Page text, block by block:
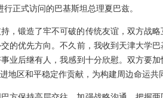
正式访问的巴基斯坦总理夏巴兹。
，锻造了牢不可破的传统友谊，双方战
的优先方向。不久前，我收到天津大学
业后继有人，我感到十分欣慰。双方要
区和平稳定作贡献，为构建周边命运共